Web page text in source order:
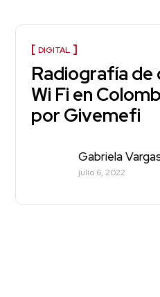
DIGITAL
Radiografía de
Wi Fi en
por Givemefi
Gabriela
julio 6, 2022